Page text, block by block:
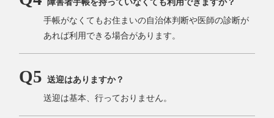
手帳がなくてもお住まいの自治体判断や医師の診断が
あれば利用できる場合があります。
送迎はありますか？
送迎は基本、行っておりません。